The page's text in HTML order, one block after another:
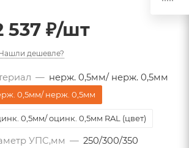
537 ₽/шт
дешевле?
— нерж. 0,5мм/ нерж. 0,5мм
0,5мм/ нерж. 0,5мм
0,5мм/ оцинк. 0,5мм RAL (цвет)
УПС,мм — 250/300/350